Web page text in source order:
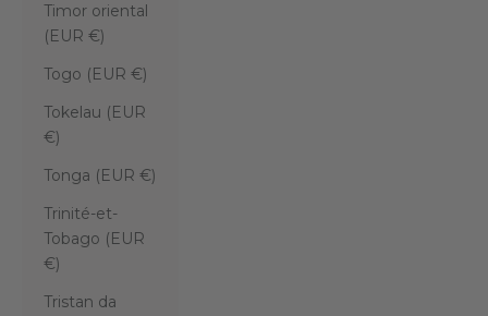
Timor oriental
(EUR €)
Togo (EUR €)
Tokelau (EUR
€)
Tonga (EUR €)
Trinité-et-
Tobago (EUR
€)
Tristan da